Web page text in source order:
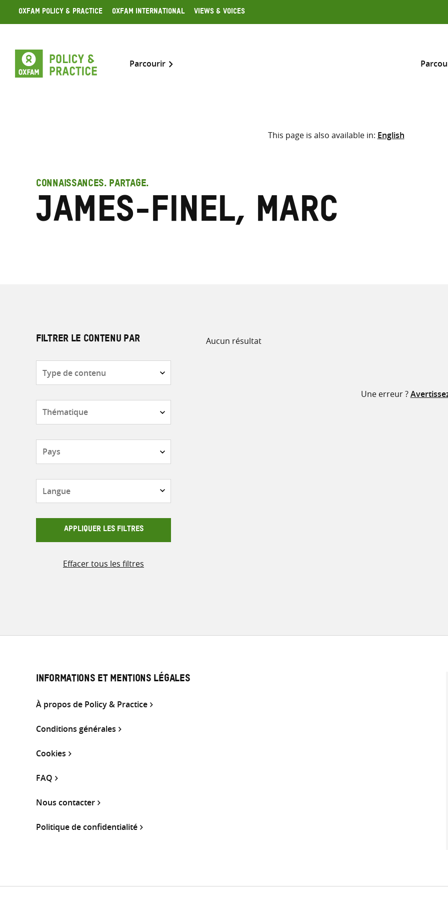
Skip
to
Oxfam Policy & Practice Oxfam International Views & Voices
Parcourir
Inclure
Sélectionner l’emplacement
termes
de
This page is also available in: English
CONNAISSANCES. PARTAGE.
James-Finel, Marc
FILTRER LE CONTENU PAR
de
APPLIQUER LES FILTRES
Effacer tous les filtres
Aucun résultat
Une erreur ?
INFORMATIONS ET MENTIONS LÉGALES
À propos de Policy & Practice
Conditions générales
Cookies
FAQ
Nous contacter
Politique de confidentialité